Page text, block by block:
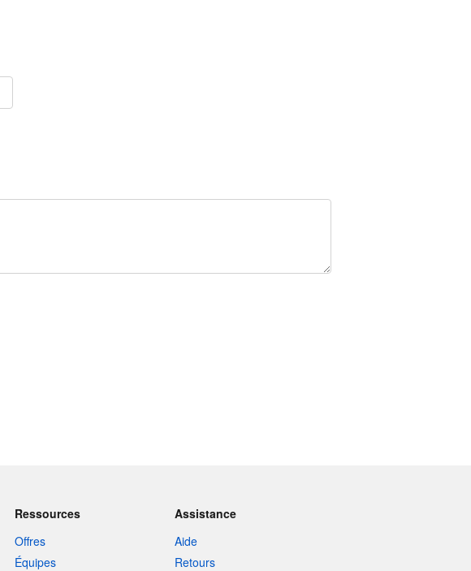
Ressources
Offres
Équipes
Assistance
Aide
Retours